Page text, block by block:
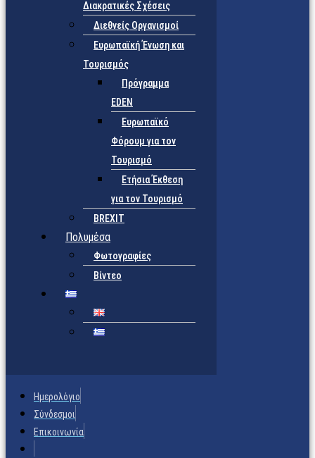
Διακρατικές Σχέσεις
Διεθνείς Οργανισμοί
Ευρωπαϊκή Ένωση και
Τουρισμός
Πρόγραμμα
EDEN
Ευρωπαϊκό
Φόρουμ για τον
Τουρισμό
Ετήσια Έκθεση
για τον Τουρισμό
BREXIT
Πολυμέσα
Φωτογραφίες
Βίντεο
Ημερολόγιο
Σύνδεσμοι
Επικοινωνία